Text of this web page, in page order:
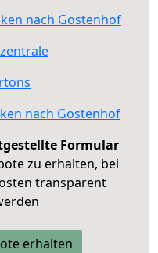
nach Gostenhof
nach Gostenhof
Formular
zu erhalten, bei
transparent
erhalten